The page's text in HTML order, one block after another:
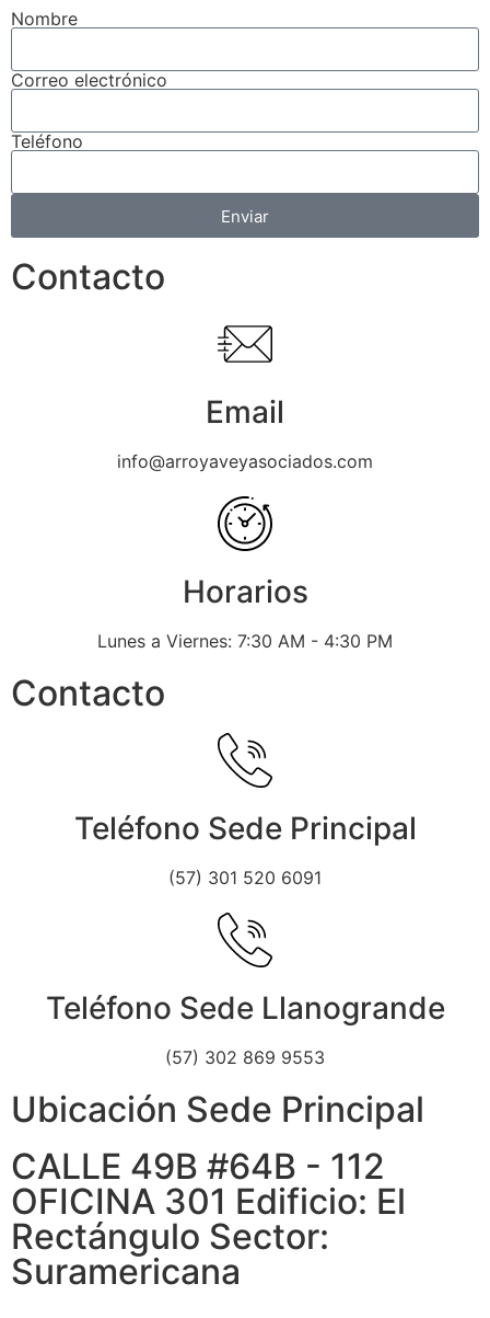
Nombre
Correo electrónico
Teléfono
Enviar
Contacto
Email
info@arroyaveyasociados.com
Horarios
Lunes a Viernes: 7:30 AM - 4:30 PM
Contacto
Teléfono Sede Principal
(57) 301 520 6091
Teléfono Sede Llanogrande
(57) 302 869 9553
Ubicación Sede Principal
CALLE 49B #64B - 112
OFICINA 301 Edificio: El
Rectángulo Sector:
Suramericana